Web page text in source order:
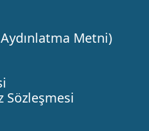
Metni)
Sözleşmesi